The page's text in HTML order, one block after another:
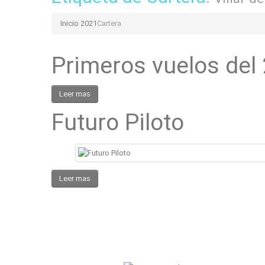
Inicio 2021 Cartera
Primeros vuelos del
Leer mas
Futuro Piloto
Leer mas